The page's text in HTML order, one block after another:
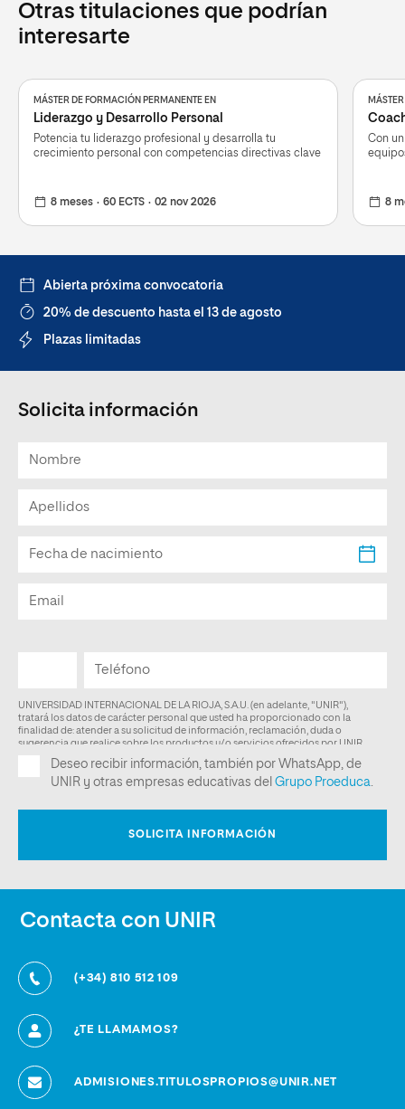
Otras titulaciones que podrían
interesarte
MÁSTER DE FORMACIÓN PERMANENTE EN
Liderazgo y Desarrollo Personal
Potencia tu liderazgo profesional y desarrolla tu
crecimiento personal con competencias directivas clave
8 meses 60 ECTS 02 nov 2026
Con
8
Abierta próxima convocatoria
20% de descuento hasta el 13 de agosto
Plazas limitadas
Solicita información
Contacta con UNIR
(+34) 810 512 109
¿TE LLAMAMOS?
ADMISIONES.TITULOSPROPIOS@UNIR.NET